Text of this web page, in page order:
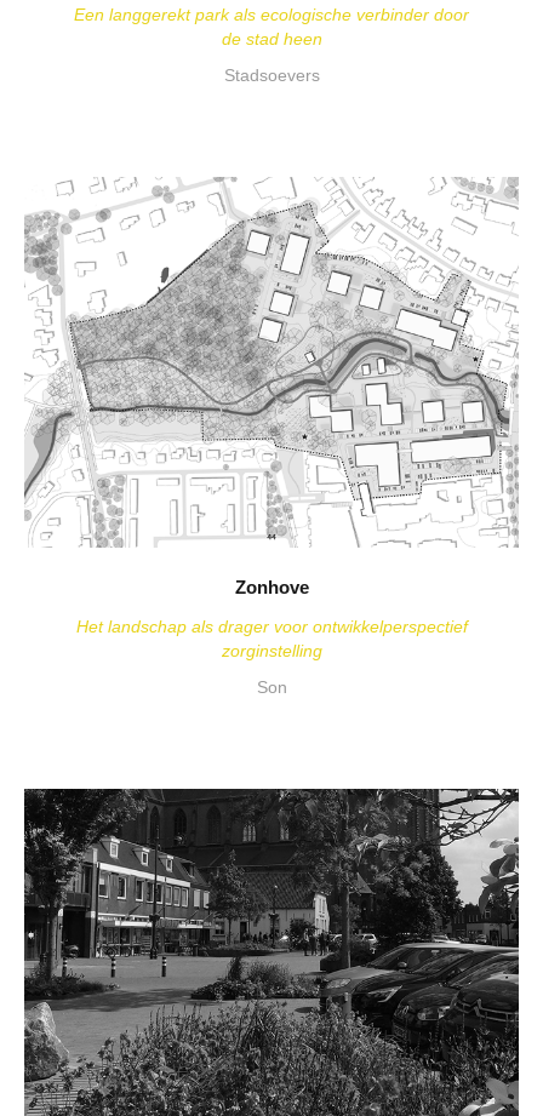
Een langgerekt park als ecologische verbinder door
de stad heen
Stadsoevers
Zonhove
Het landschap als drager voor ontwikkelperspectief
zorginstelling
Son